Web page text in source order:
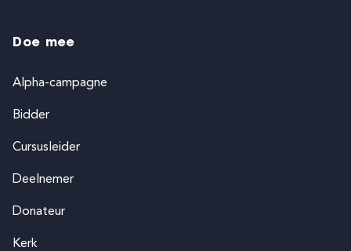
Doe mee
Alpha-campagne
Bidder
Cursusleider
Deelnemer
Donateur
Kerk